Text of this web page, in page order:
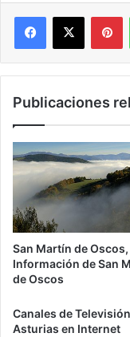
Publicaciones
San Martín de Oscos,
Información de San
de Oscos
Canales de
Asturias en Internet